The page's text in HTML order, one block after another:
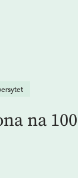
na